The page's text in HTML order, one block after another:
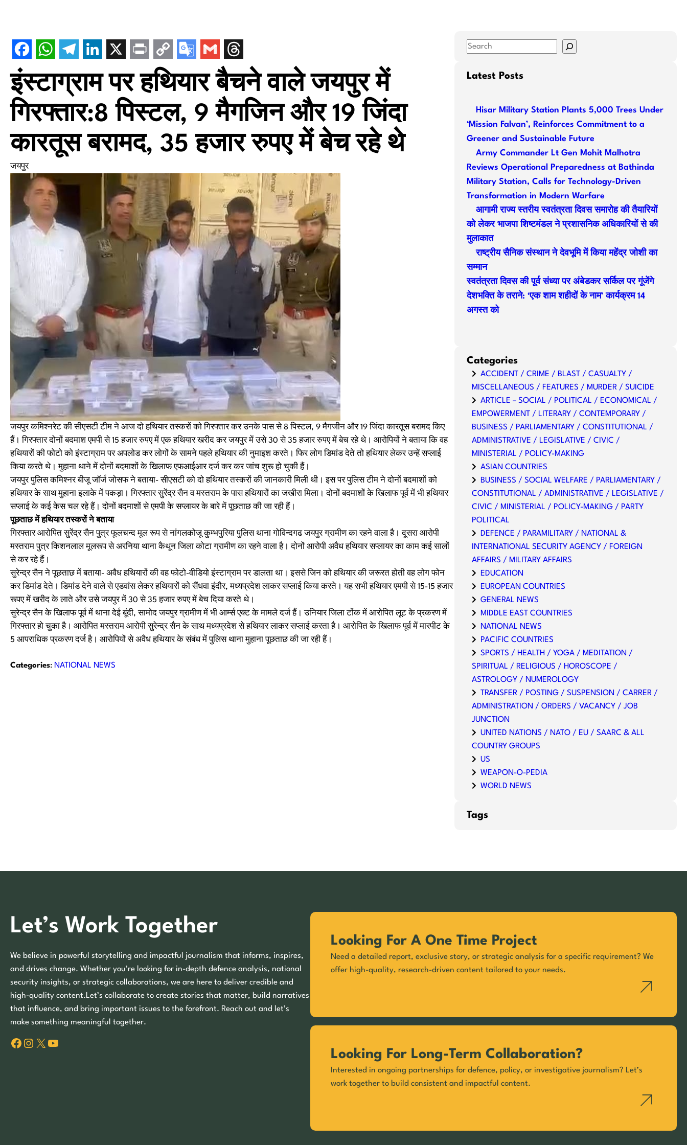
इंस्टाग्राम पर हथियार बैचने वाले जयपुर में
गिरफ्तार:8 पिस्टल, 9 मैगजिन और 19 जिंदा
कारतूस बरामद, 35 हजार रुपए में बेच रहे थे
जयपुर
जयपुर कमिश्नरेट की सीएसटी टीम ने आज दो हथियार तस्करों को गिरफ्तार कर उनके पास से 8 पिस्टल, 9 मैगजीन और 19 जिंदा कारतूस बरामद किए
हैं। गिरफ्तार दोनों बदमाश एमपी से 15 हजार रुपए में एक हथियार खरीद कर जयपुर में उसे 30 से 35 हजार रुपए में बेच रहे थे। आरोपियों ने बताया कि वह
हथियारों की फोटो को इंस्टाग्राम पर अपलोड कर लोगों के सामने पहले हथियार की नुमाइश करते। फिर लोग डिमांड देते तो हथियार लेकर उन्हें सप्लाई
किया करते थे। मुहाना थाने में दोनों बदमाशों के खिलाफ एफआईआर दर्ज कर कर जांच शुरू हो चुकी हैं।
जयपुर पुलिस कमिश्नर बीजू जॉर्ज जोसफ ने बताया- सीएसटी को दो हथियार तस्करों की जानकारी मिली थी। इस पर पुलिस टीम ने दोनों बदमाशों को
हथियार के साथ मुहाना इलाके में पकड़ा। गिरफ्तार सुरेंद्र सैन व मस्तराम के पास हथियारों का जखीरा मिला। दोनों बदमाशों के खिलाफ पूर्व में भी हथियार
सप्लाई के कई केस चल रहे हैं। दोनों बदमाशों से एमपी के सप्लायर के बारे में पूछताछ की जा रही हैं।
पूछताछ में हथियार तस्करों ने बताया
गिरफ्तार आरोपित सुरेंद्र सैन पुत्र फूलचन्द मूल रूप से नांगलकोजू कुम्भपुरिया पुलिस थाना गोविन्दगढ जयपुर ग्रामीण का रहने वाला है। दूसरा आरोपी
मस्तराम पुत्र किशनलाल मूलरूप से अरनिया थाना कैथून जिला कोटा ग्रामीण का रहने वाला है। दोनों आरोपी अवैध हथियार सप्लायर का काम कई सालों
से कर रहे हैं।
सुरेन्द्र सैन ने पूछताछ में बताया- अवैध हथियारों की वह फोटो-वीडियो इंस्टाग्राम पर डालता था। इससे जिन को हथियार की जरूरत होती वह लोग फोन
कर डिमांड देते। डिमांड देने वाले से एडवांस लेकर हथियारों को सैंधवा इंदौर, मध्यप्रदेश लाकर सप्लाई किया करते। यह सभी हथियार एमपी से 15-15 हजार
रूपए में खरीद के लाते और उसे जयपुर में 30 से 35 हजार रुपए में बेच दिया करते थे।
सुरेन्द्र सैन के खिलाफ पूर्व में थाना देई बूंदी, सामोद जयपुर ग्रामीण में भी आर्म्स एक्ट के मामले दर्ज हैं। उनियार जिला टोंक में आरोपित लूट के प्रकरण में
गिरफ्तार हो चुका है। आरोपित मस्तराम आरोपी सुरेन्द्र सैन के साथ मध्यप्रदेश से हथियार लाकर सप्लाई करता है। आरोपित के खिलाफ पूर्व में मारपीट के
5 आपराधिक प्रकरण दर्ज है। आरोपियों से अवैध हथियार के संबंध में पुलिस थाना मुहाना पूछताछ की जा रही हैं।
Categories: NATIONAL NEWS
S
aLatest Posts
Hisar Military Station Plants 5,000 Trees Under
‘Mission Falvan’, Reinforces Commitment to a
Greener and Sustainable Future
Army Commander Lt Gen Mohit Malhotra
Reviews Operational Preparedness at Bathinda
Military Station, Calls for Technology-Driven
Transformation in Modern Warfare
आगामी राज्य स्तरीय स्वतंत्रता दिवस समारोह की तैयारियों
को लेकर भाजपा शिष्टमंडल ने प्रशासनिक अधिकारियों से की
मुलाकात
राष्ट्रीय सैनिक संस्थान ने देवभूमि में किया महेंद्र जोशी का
सम्मान
स्वतंत्रता दिवस की पूर्व संध्या पर अंबेडकर सर्किल पर गूंजेंगे
देशभक्ति के तराने: ‘एक शाम शहीदों के नाम’ कार्यक्रम 14
अगस्त को
Categories
ACCIDENT / CRIME / BLAST / CASUALTY /
MISCELLANEOUS / FEATURES / MURDER / SUICIDE
ARTICLE – SOCIAL / POLITICAL / ECONOMICAL /
EMPOWERMENT / LITERARY / CONTEMPORARY /
BUSINESS / PARLIAMENTARY / CONSTITUTIONAL /
ADMINISTRATIVE / LEGISLATIVE / CIVIC /
MINISTERIAL / POLICY-MAKING
ASIAN COUNTRIES
BUSINESS / SOCIAL WELFARE / PARLIAMENTARY /
CONSTITUTIONAL / ADMINISTRATIVE / LEGISLATIVE /
CIVIC / MINISTERIAL / POLICY-MAKING / PARTY
POLITICAL
DEFENCE / PARAMILITARY / NATIONAL &
INTERNATIONAL SECURITY AGENCY / FOREIGN
AFFAIRS / MILITARY AFFAIRS
EDUCATION
EUROPEAN COUNTRIES
GENERAL NEWS
MIDDLE EAST COUNTRIES
NATIONAL NEWS
PACIFIC COUNTRIES
SPORTS / HEALTH / YOGA / MEDITATION /
SPIRITUAL / RELIGIOUS / HOROSCOPE /
ASTROLOGY / NUMEROLOGY
TRANSFER / POSTING / SUSPENSION / CARRER /
ADMINISTRATION / ORDERS / VACANCY / JOB
JUNCTION
UNITED NATIONS / NATO / EU / SAARC & ALL
COUNTRY GROUPS
US
WEAPON-O-PEDIA
WORLD NEWS
Tags
Let’s Work Together
We believe in powerful storytelling and impactful journalism that informs, inspires,
and drives change. Whether you’re looking for in-depth defence analysis, national
security insights, or strategic collaborations, we are here to deliver credible and
high-quality content.Let’s collaborate to create stories that matter, build narratives
that influence, and bring important issues to the forefront. Reach out and let’s
make something meaningful together.
Facebook Instagram X YouTube
Looking For A One Time Project
Need a detailed report, exclusive story, or strategic analysis for a specific requirement? We
offer high-quality, research-driven content tailored to your needs.
Looking For Long-Term Collaboration?
Interested in ongoing partnerships for defence, policy, or investigative journalism? Let’s
work together to build consistent and impactful content.